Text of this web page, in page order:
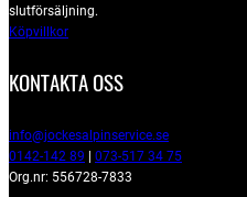
slutförsäljning.
Köpvillkor
KONTAKTA OSS
info@jockesalpinservice.se
0142-142 89 | 073-517 34 75
Org.nr: 556728-7833